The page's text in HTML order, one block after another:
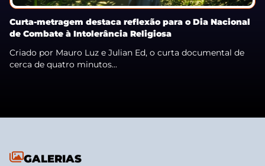
Curta-metragem destaca reflexão para o Dia Nacional
de Combate à Intolerância Religiosa
Criado por Mauro Luz e Julian Ed, o curta documental de
cerca de quatro minutos...
GALERIAS